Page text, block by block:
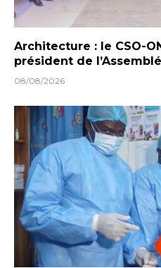
Architecture : le CSO-
président de
08/08/2026